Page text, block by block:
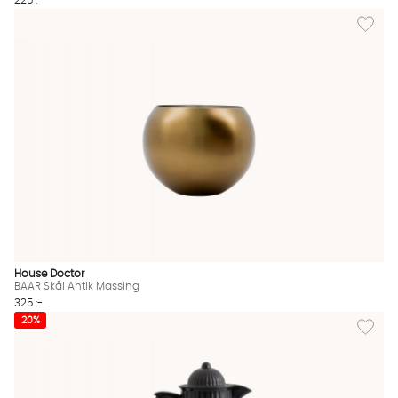
Lägg
House Doctor
BAAR Skål Antik Mässing
325 :-
Lägg
20%